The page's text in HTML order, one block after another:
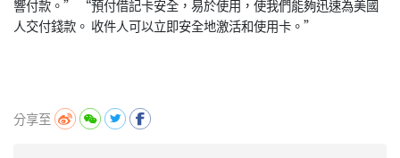
響付款。” “預付借記卡安全，易於使用，使我們能夠迅速為美國
人交付錢款。 收件人可以立即安全地激活和使用卡。”
分享至